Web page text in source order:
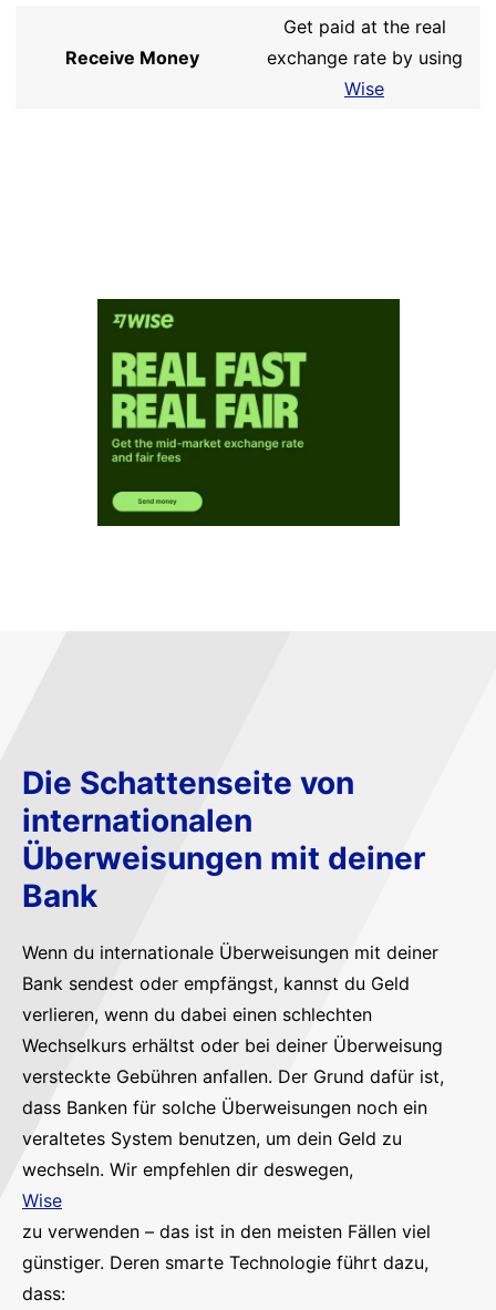
Receive Money
Get paid at the real
exchange rate by using
Wise
Die Schattenseite von
internationalen
Überweisungen mit deiner
Bank
Wenn du internationale Überweisungen mit deiner
Bank sendest oder empfängst, kannst du Geld
verlieren, wenn du dabei einen schlechten
Wechselkurs erhältst oder bei deiner Überweisung
versteckte Gebühren anfallen. Der Grund dafür ist,
dass Banken für solche Überweisungen noch ein
veraltetes System benutzen, um dein Geld zu
wechseln. Wir empfehlen dir deswegen,
Wise
zu verwenden – das ist in den meisten Fällen viel
günstiger. Deren smarte Technologie führt dazu,
dass: